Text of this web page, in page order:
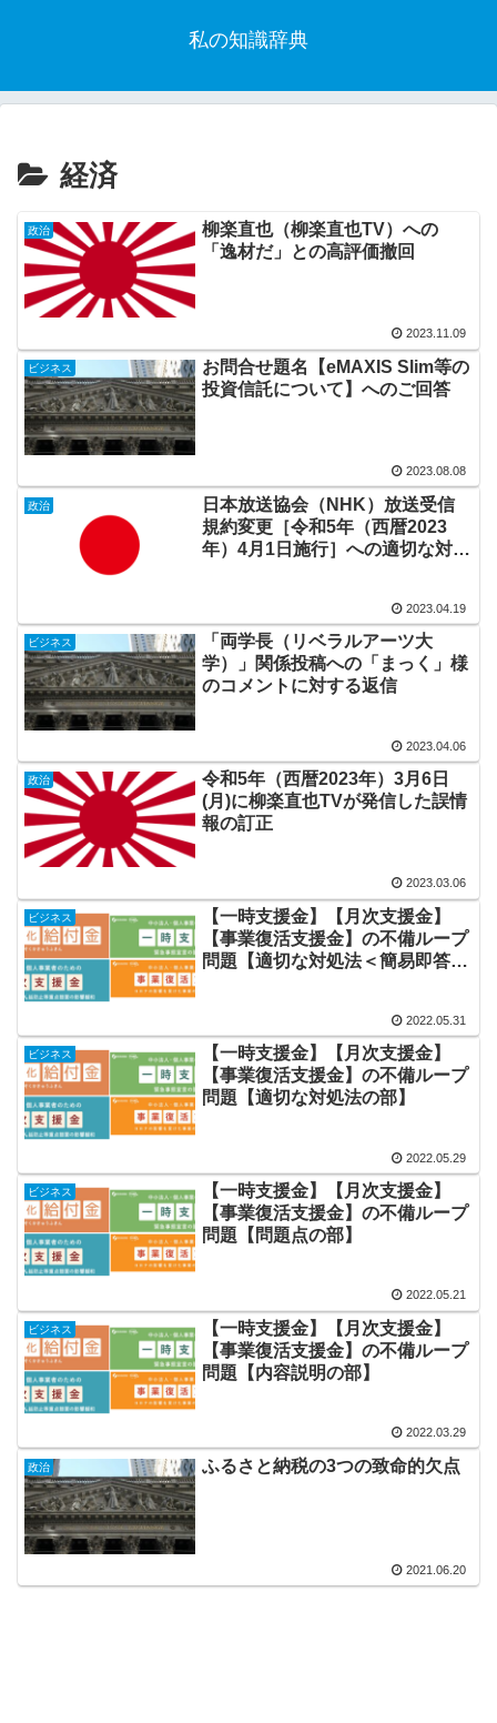
私の知識辞典
経済
政治
柳楽直也（柳楽直也TV）への
「逸材だ」との高評価撤回
2023.11.09
ビジネス
お問合せ題名【eMAXIS Slim等の
投資信託について】へのご回答
2023.08.08
政治
日本放送協会（NHK）放送受信
規約変更［令和5年（西暦2023
年）4月1日施行］への適切な対処
2023.04.19
ビジネス
「両学長（リベラルアーツ大
学）」関係投稿への「まっく」様
のコメントに対する返信
2023.04.06
政治
令和5年（西暦2023年）3月6日
(月)に柳楽直也TVが発信した誤情
報の訂正
2023.03.06
ビジネス
【一時支援金】【月次支援金】
【事業復活支援金】の不備ループ
問題【適切な対処法＜簡易即答
2022.05.31
ビジネス
【一時支援金】【月次支援金】
【事業復活支援金】の不備ループ
問題【適切な対処法の部】
2022.05.29
ビジネス
【一時支援金】【月次支援金】
【事業復活支援金】の不備ループ
問題【問題点の部】
2022.05.21
ビジネス
【一時支援金】【月次支援金】
【事業復活支援金】の不備ループ
問題【内容説明の部】
2022.03.29
政治 ふるさと納税の3つの致命的欠点
2021.06.20